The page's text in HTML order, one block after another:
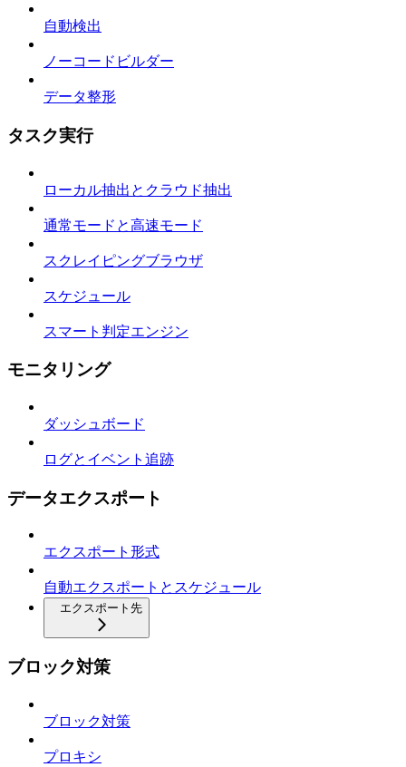
自動検出
ノーコードビルダー
データ整形
タスク実行
ローカル抽出とクラウド抽出
通常モードと高速モード
スクレイピングブラウザ
スケジュール
スマート判定エンジン
モニタリング
ダッシュボード
ログとイベント追跡
データエクスポート
エクスポート形式
自動エクスポートとスケジュール
エクスポート先
ブロック対策
ブロック対策
プロキシ